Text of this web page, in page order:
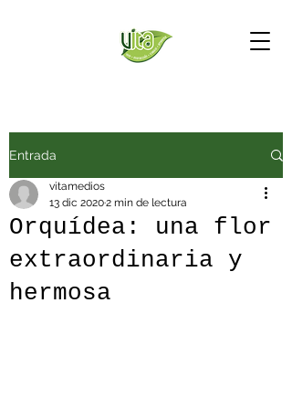
Entrada
Orquídea: una flor
extraordinaria y
hermosa
vitamedios
13 dic 20202 min de lectura